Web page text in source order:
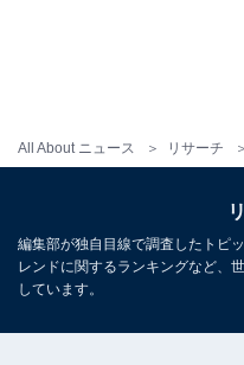
All About ニュース リサーチ
いから（40代女性／大分
※回答者のコメントは原
編集部が独自目線で調査したトピ
レンドに関するランキングなど、
しています。